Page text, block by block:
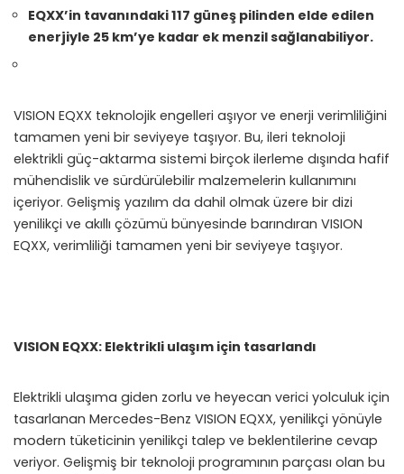
EQXX’in tavanındaki 117 güneş pilinden elde edilen
enerjiyle 25 km’ye kadar ek menzil sağlanabiliyor.
VISION EQXX teknolojik engelleri aşıyor ve enerji verimliliğini
tamamen yeni bir seviyeye taşıyor. Bu, ileri teknoloji
elektrikli güç-aktarma sistemi birçok ilerleme dışında hafif
mühendislik ve sürdürülebilir malzemelerin kullanımını
içeriyor. Gelişmiş yazılım da dahil olmak üzere bir dizi
yenilikçi ve akıllı çözümü bünyesinde barındıran VISION
EQXX, verimliliği tamamen yeni bir seviyeye taşıyor.
VISION EQXX: Elektrikli ulaşım için tasarlandı
Elektrikli ulaşıma giden zorlu ve heyecan verici yolculuk için
tasarlanan Mercedes-Benz VISION EQXX, yenilikçi yönüyle
modern tüketicinin yenilikçi talep ve beklentilerine cevap
veriyor. Gelişmiş bir teknoloji programının parçası olan bu